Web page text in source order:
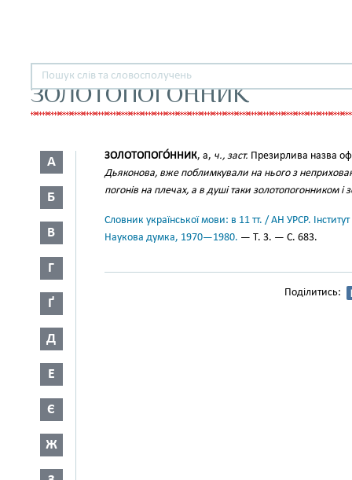
ЗОЛОТОПОГОННИК
А
Б
В
Г
Ґ
Д
Е
Є
Ж
ЗОЛОТОПОГО́ННИК, а, ч., заст. Презирлива назва
Дьяконова, вже поблимкували на нього з
погонів на плечах, а в душі таки золотопогонником і
Словник української мови: в 11 тт. / АН УРСР.
Наукова думка, 1970—1980. — Т. 3. — С. 683.
Поділитись: